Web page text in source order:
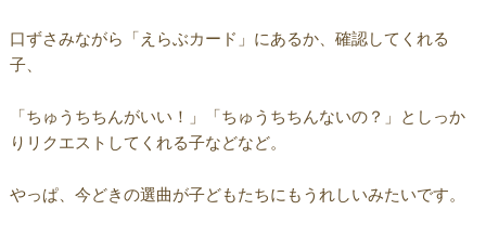
口ずさみながら「えらぶカード」にあるか、確認してくれる
子、
「ちゅうちちんがいい！」「ちゅうちちんないの？」としっか
りリクエストしてくれる子などなど。
やっぱ、今どきの選曲が子どもたちにもうれしいみたいです。